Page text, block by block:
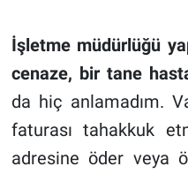
İşletme müdürlüğü
cenaze, bir tane
da hiç anlamadım.
faturası tahakkuk
adresine öder veya